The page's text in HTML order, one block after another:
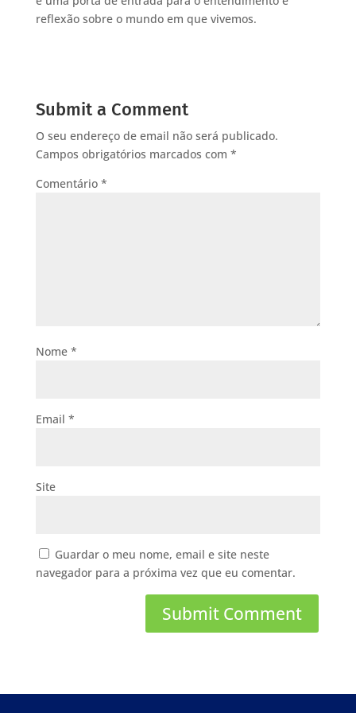
reflexão sobre o mundo em que vivemos.
Submit a Comment
O seu endereço de email não será publicado.
Campos obrigatórios marcados com *
Comentário *
Nome *
Email *
Site
Guardar o meu nome, email e site neste
navegador para a próxima vez que eu comentar.